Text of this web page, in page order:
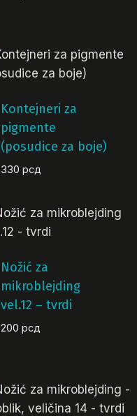
Kontejneri za
pigmente
(posudice za boje)
330 рсд
Nožić za
mikroblejding
vel.12 – tvrdi
200 рсд